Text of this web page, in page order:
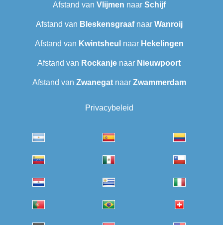
Afstand van Vlijmen naar Schijf
Afstand van Bleskensgraafnaar Wanroij
Afstand van Kwintsheul naar Hekelingen
Afstand van Rockanje naar Nieuwpoort
Afstand van Zwanegatnaar Zwammerdam
Privacybeleid